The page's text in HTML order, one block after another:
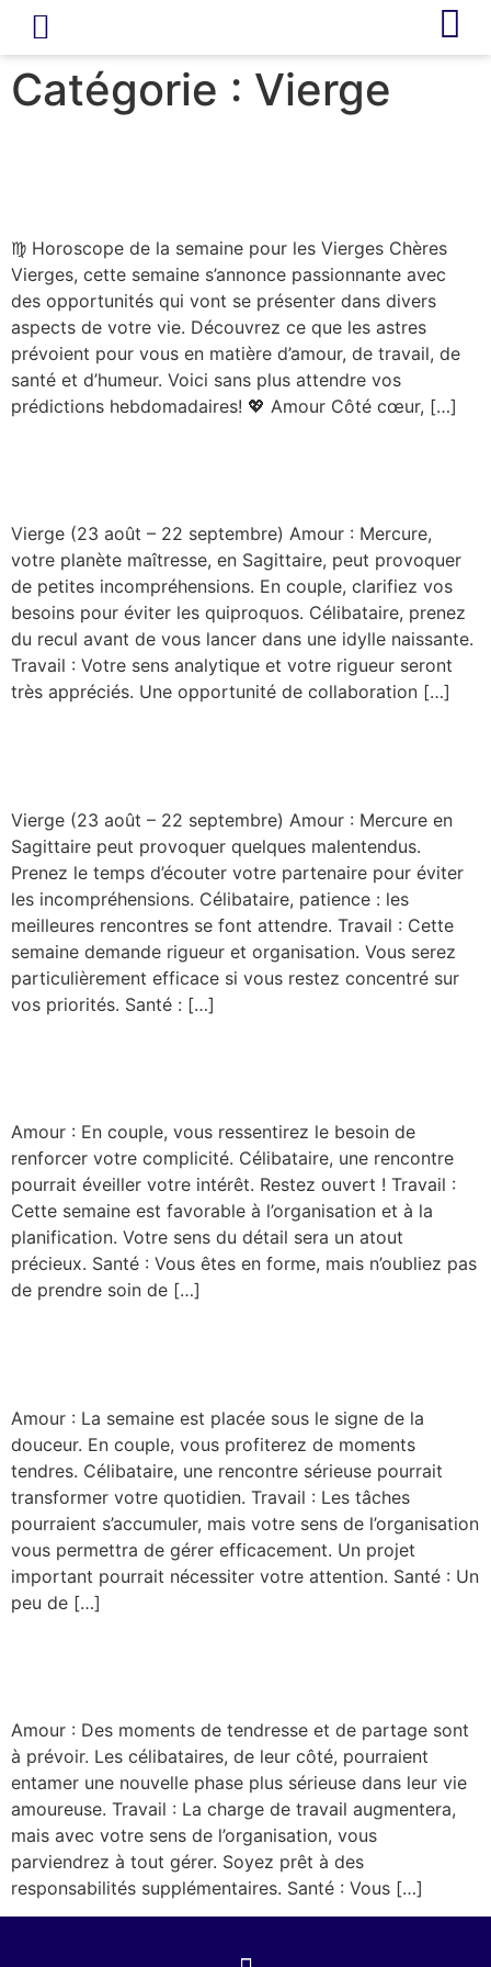
Catégorie : Vierge
♍ Horoscope de la semaine pour les Vierges Chères
Vierges, cette semaine s’annonce passionnante avec
des opportunités qui vont se présenter dans divers
aspects de votre vie. Découvrez ce que les astres
prévoient pour vous en matière d’amour, de travail, de
santé et d’humeur. Voici sans plus attendre vos
prédictions hebdomadaires! 💖 Amour Côté cœur, […]
Vierge (23 août – 22 septembre) Amour : Mercure,
votre planète maîtresse, en Sagittaire, peut provoquer
de petites incompréhensions. En couple, clarifiez vos
besoins pour éviter les quiproquos. Célibataire, prenez
du recul avant de vous lancer dans une idylle naissante.
Travail : Votre sens analytique et votre rigueur seront
très appréciés. Une opportunité de collaboration […]
Vierge (23 août – 22 septembre) Amour : Mercure en
Sagittaire peut provoquer quelques malentendus.
Prenez le temps d’écouter votre partenaire pour éviter
les incompréhensions. Célibataire, patience : les
meilleures rencontres se font attendre. Travail : Cette
semaine demande rigueur et organisation. Vous serez
particulièrement efficace si vous restez concentré sur
vos priorités. Santé : […]
Amour : En couple, vous ressentirez le besoin de
renforcer votre complicité. Célibataire, une rencontre
pourrait éveiller votre intérêt. Restez ouvert ! Travail :
Cette semaine est favorable à l’organisation et à la
planification. Votre sens du détail sera un atout
précieux. Santé : Vous êtes en forme, mais n’oubliez pas
de prendre soin de […]
Amour : La semaine est placée sous le signe de la
douceur. En couple, vous profiterez de moments
tendres. Célibataire, une rencontre sérieuse pourrait
transformer votre quotidien. Travail : Les tâches
pourraient s’accumuler, mais votre sens de l’organisation
vous permettra de gérer efficacement. Un projet
important pourrait nécessiter votre attention. Santé : Un
peu de […]
Amour : Des moments de tendresse et de partage sont
à prévoir. Les célibataires, de leur côté, pourraient
entamer une nouvelle phase plus sérieuse dans leur vie
amoureuse. Travail : La charge de travail augmentera,
mais avec votre sens de l’organisation, vous
parviendrez à tout gérer. Soyez prêt à des
responsabilités supplémentaires. Santé : Vous […]